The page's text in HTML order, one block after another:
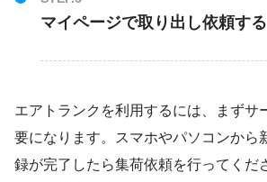
マイページで取り出し依頼する
エアトランクを利用するには、まずサ
要になります。スマホやパソコンから
録が完了したら集荷依頼を行ってくだ